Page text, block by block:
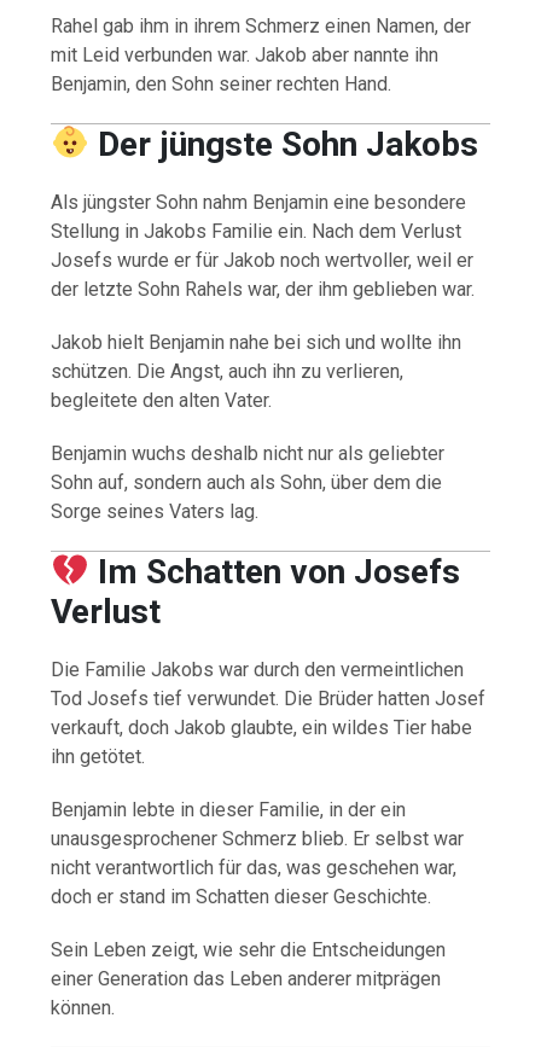
Rahel gab ihm in ihrem Schmerz einen Namen, der
mit Leid verbunden war. Jakob aber nannte ihn
Benjamin, den Sohn seiner rechten Hand.
Der jüngste Sohn Jakobs
Als jüngster Sohn nahm Benjamin eine besondere
Stellung in Jakobs Familie ein. Nach dem Verlust
Josefs wurde er für Jakob noch wertvoller, weil er
der letzte Sohn Rahels war, der ihm geblieben war.
Jakob hielt Benjamin nahe bei sich und wollte ihn
schützen. Die Angst, auch ihn zu verlieren,
begleitete den alten Vater.
Benjamin wuchs deshalb nicht nur als geliebter
Sohn auf, sondern auch als Sohn, über dem die
Sorge seines Vaters lag.
Im Schatten von Josefs
Verlust
Die Familie Jakobs war durch den vermeintlichen
Tod Josefs tief verwundet. Die Brüder hatten Josef
verkauft, doch Jakob glaubte, ein wildes Tier habe
ihn getötet.
Benjamin lebte in dieser Familie, in der ein
unausgesprochener Schmerz blieb. Er selbst war
nicht verantwortlich für das, was geschehen war,
doch er stand im Schatten dieser Geschichte.
Sein Leben zeigt, wie sehr die Entscheidungen
einer Generation das Leben anderer mitprägen
können.